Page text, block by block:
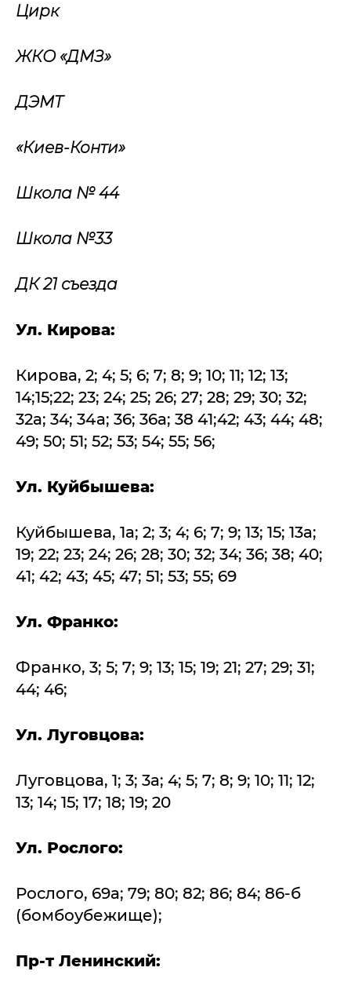
Цирк
ЖКО «ДМЗ»
ДЭМТ
«Киев-Конти»
Школа № 44
Школа №33
ДК 21 съезда
Ул. Кирова:
Кирова, 2; 4; 5; 6; 7; 8; 9; 10; 11; 12; 13;
14;15;22; 23; 24; 25; 26; 27; 28; 29; 30; 32;
32а; 34; 34а; 36; 36а; 38 41;42; 43; 44; 48;
49; 50; 51; 52; 53; 54; 55; 56;
Ул. Куйбышева:
Куйбышева, 1а; 2; 3; 4; 6; 7; 9; 13; 15; 13а;
19; 22; 23; 24; 26; 28; 30; 32; 34; 36; 38; 40;
41; 42; 43; 45; 47; 51; 53; 55; 69
Ул. Франко:
Франко, 3; 5; 7; 9; 13; 15; 19; 21; 27; 29; 31;
44; 46;
Ул. Луговцова:
Луговцова, 1; 3; 3а; 4; 5; 7; 8; 9; 10; 11; 12;
13; 14; 15; 17; 18; 19; 20
Ул. Рослого:
Рослого, 69а; 79; 80; 82; 86; 84; 86-б
(бомбоубежище);
Пр-т Ленинский: